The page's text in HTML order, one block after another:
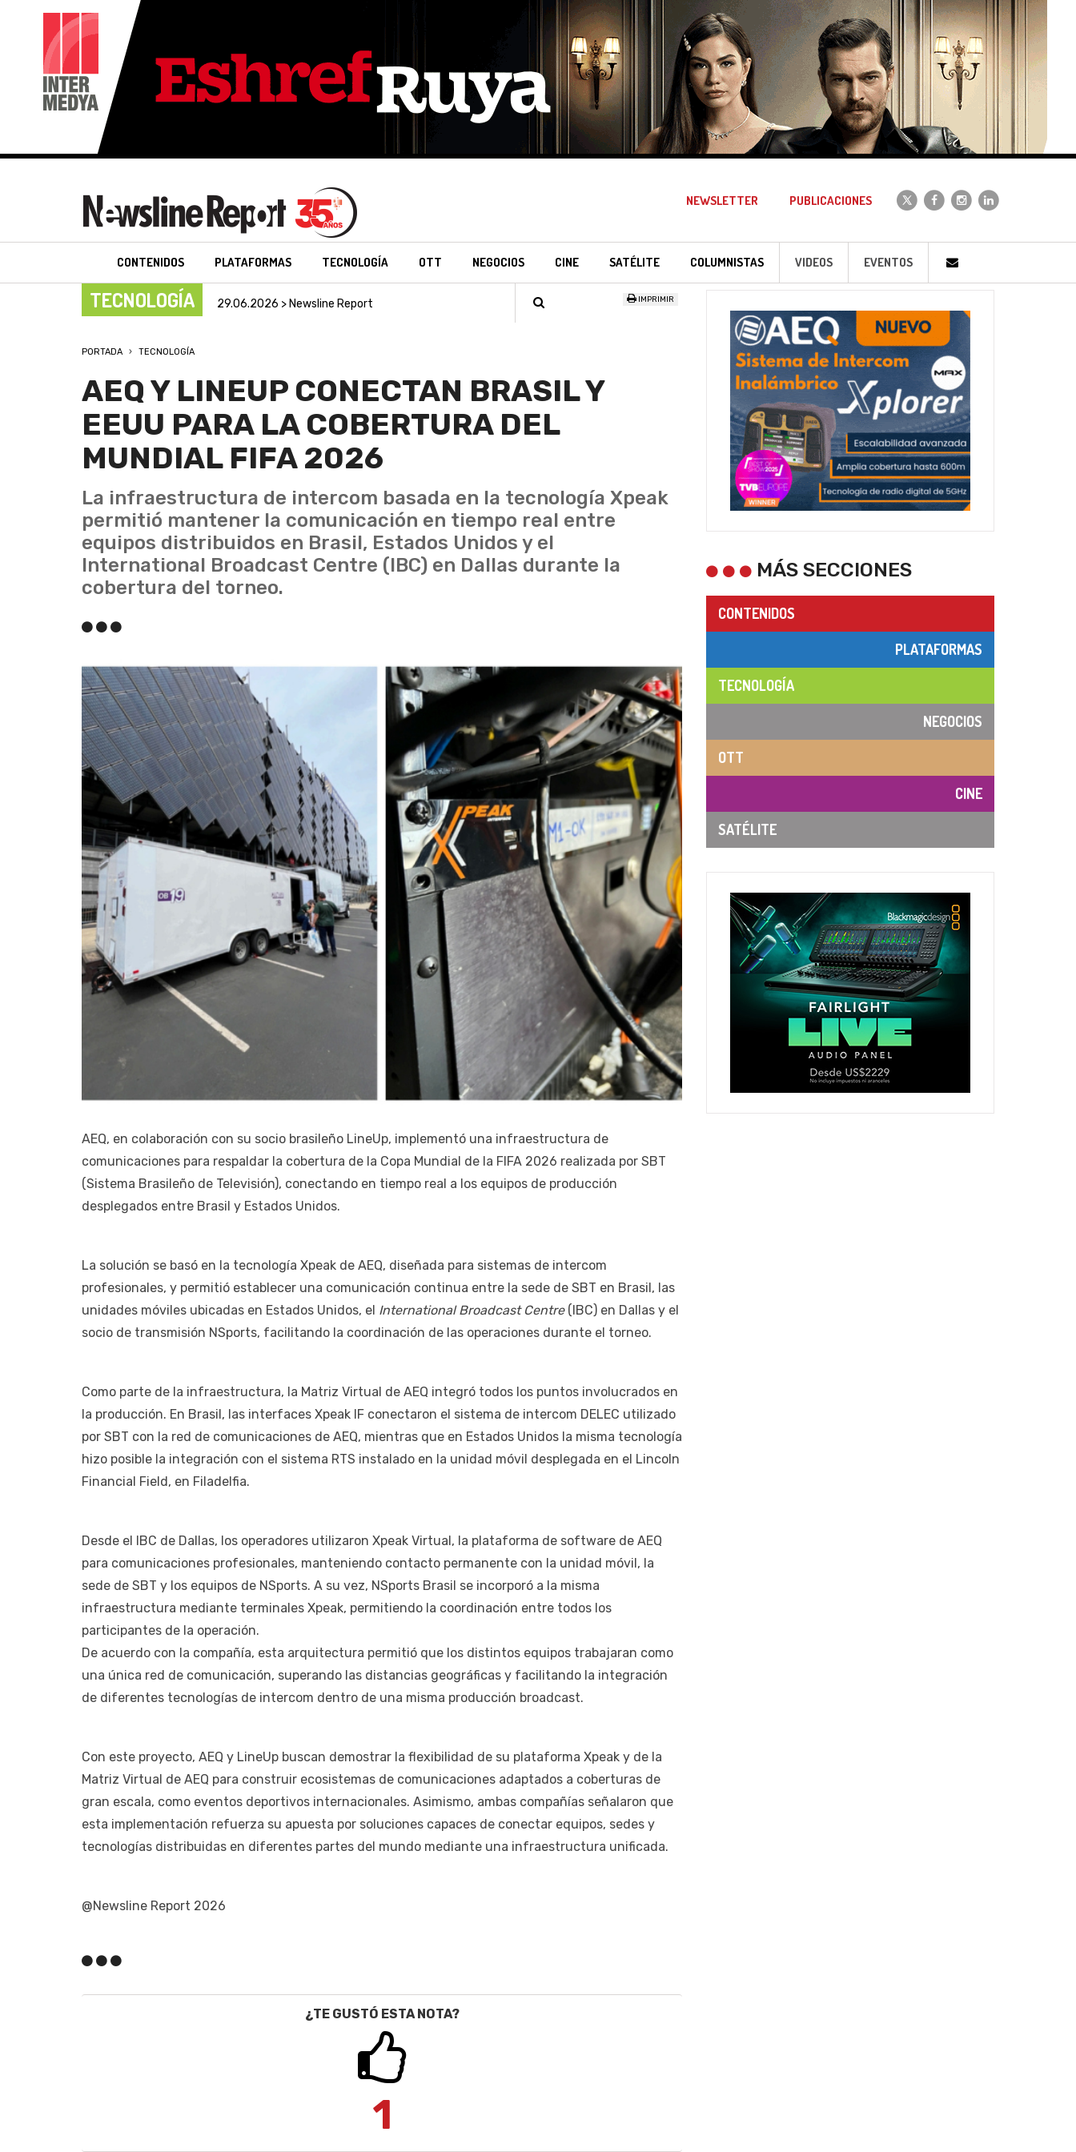
NEWSLETTER PUBLICACIONES
CONTENIDOS PLATAFORMAS TECNOLOGÍA OTT NEGOCIOS CINE SATÉLITE COLUMNISTAS VIDEOS EVENTOS
TECNOLOGÍA 29.06.2026 > Newsline Report IMPRIMIR
PORTADA TECNOLOGÍA
AEQ Y LINEUP CONECTAN BRASIL Y
EEUU PARA LA COBERTURA DEL
MUNDIAL FIFA 2026
La infraestructura de intercom basada en la tecnología Xpeak
permitió mantener la comunicación en tiempo real entre
equipos distribuidos en Brasil, Estados Unidos y el
International Broadcast Centre (IBC) en Dallas durante la
cobertura del torneo.
AEQ, en colaboración con su socio brasileño LineUp, implementó una infraestructura de
comunicaciones para respaldar la cobertura de la Copa Mundial de la FIFA 2026 realizada por SBT
(Sistema Brasileño de Televisión), conectando en tiempo real a los equipos de producción
desplegados entre Brasil y Estados Unidos.
La solución se basó en la tecnología Xpeak de AEQ, diseñada para sistemas de intercom
profesionales, y permitió establecer una comunicación continua entre la sede de SBT en Brasil, las
unidades móviles ubicadas en Estados Unidos, el International Broadcast Centre(IBC) en Dallas y el
socio de transmisión NSports, facilitando la coordinación de las operaciones durante el torneo.
Como parte de la infraestructura, la Matriz Virtual de AEQ integró todos los puntos involucrados en
la producción. En Brasil, las interfaces Xpeak IF conectaron el sistema de intercom DELEC utilizado
por SBT con la red de comunicaciones de AEQ, mientras que en Estados Unidos la misma tecnología
hizo posible la integración con el sistema RTS instalado en la unidad móvil desplegada en el Lincoln
Financial Field, en Filadelfia.
Desde el IBC de Dallas, los operadores utilizaron Xpeak Virtual, la plataforma de software de AEQ
para comunicaciones profesionales, manteniendo contacto permanente con la unidad móvil, la
sede de SBT y los equipos de NSports. A su vez, NSports Brasil se incorporó a la misma
infraestructura mediante terminales Xpeak, permitiendo la coordinación entre todos los
participantes de la operación.
De acuerdo con la compañía, esta arquitectura permitió que los distintos equipos trabajaran como
una única red de comunicación, superando las distancias geográficas y facilitando la integración
de diferentes tecnologías de intercom dentro de una misma producción broadcast.
Con este proyecto, AEQ y LineUp buscan demostrar la flexibilidad de su plataforma Xpeak y de la
Matriz Virtual de AEQ para construir ecosistemas de comunicaciones adaptados a coberturas de
gran escala, como eventos deportivos internacionales. Asimismo, ambas compañías señalaron que
esta implementación refuerza su apuesta por soluciones capaces de conectar equipos, sedes y
tecnologías distribuidas en diferentes partes del mundo mediante una infraestructura unificada.
@Newsline Report 2026
¿TE GUSTÓ ESTA NOTA?
1
MÁS SECCIONES
CONTENIDOS
PLATAFORMAS
TECNOLOGÍA
NEGOCIOS
OTT
CINE
SATÉLITE